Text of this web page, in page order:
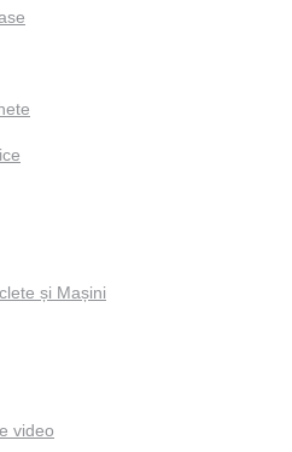
și Mașini
video